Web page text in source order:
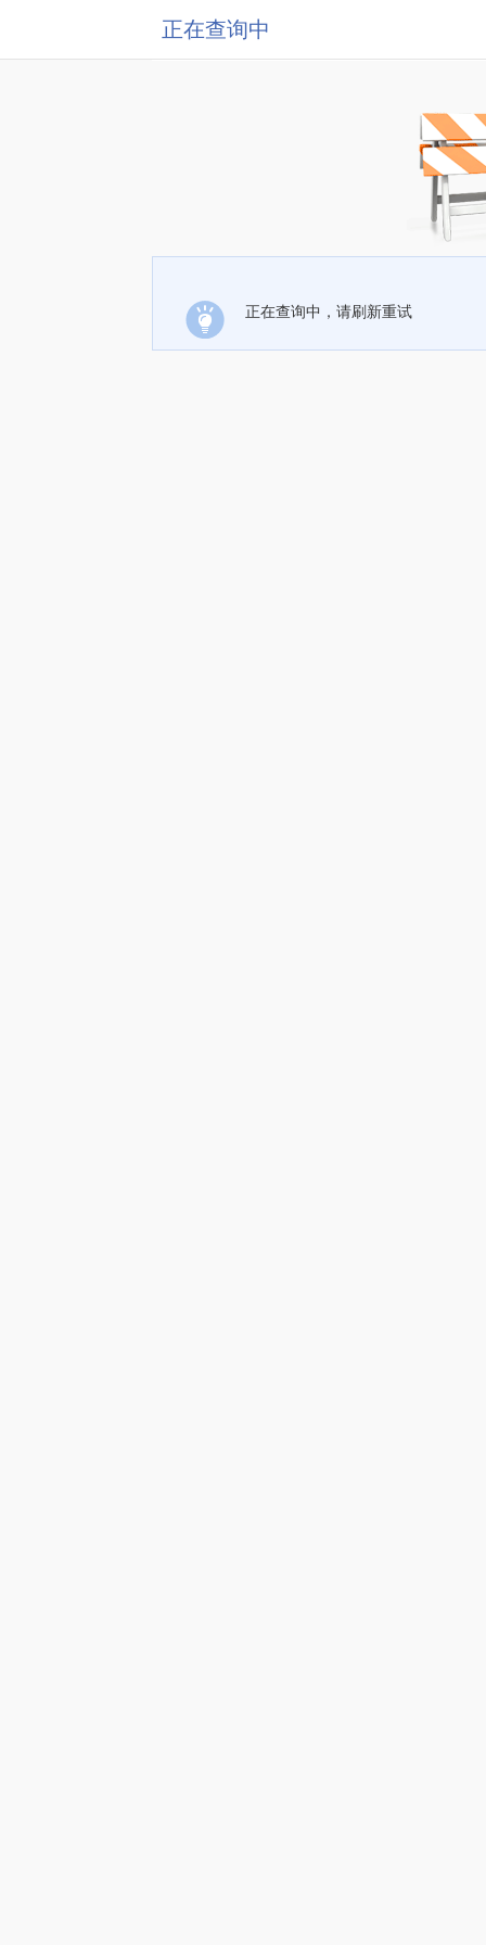
正在查询中
正在查询中，请刷新重试